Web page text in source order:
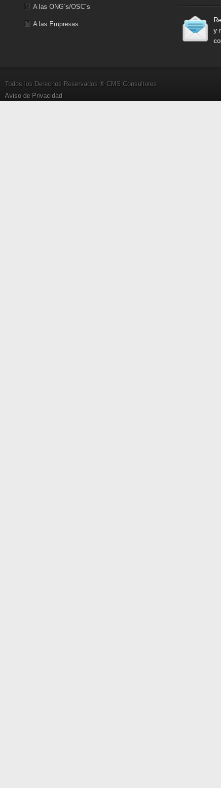
A las ONG´s/OSC´s
A las Empresas
y
Todos los Derechos Reservados ® CMS Consultores
Aviso de Privacidad